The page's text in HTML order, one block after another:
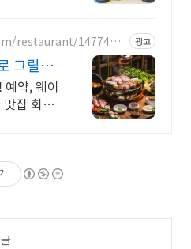
restaurant/1477443
광고
그릴링
약, 웨이
회식,